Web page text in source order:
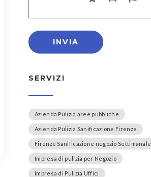
SERVIZI
Azienda Pulizia aree pubbliche
Azienda Pulizia Sanificazione Firenze
Firenze Sanificazione negozio Settimanale
Impresa di pulizia per Negozio
Impresa di Pulizia Uffici